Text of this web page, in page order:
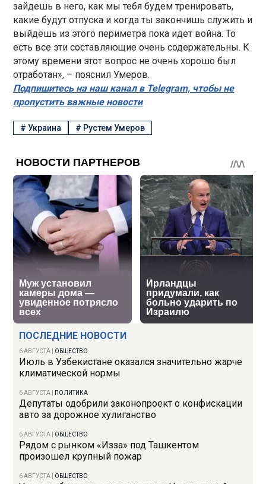
ПОСЛЕДНИЕ НОВОСТИ
6 АВГУСТА ОБЩЕСТВО
Июль в Узбекистане оказался значительно жарче
климатической нормы
6 АВГУСТА ПОЛИТИКА
Депутаты одобрили законопроект о конфискации
авто за дорожное хулиганство
6 АВГУСТА ОБЩЕСТВО
Рядом с рынком «Изза» под Ташкентом
произошел крупный пожар
6 АВГУСТА ОБЩЕСТВО
зайдешь в него, как мы тебя будем тренировать,
какие будут отпуска и когда ты закончишь служить и
выйдешь из этого периметра пока идет война. То
есть все эти составляющие очень содержательны. К
этому времени этот вопрос не очень хорошо был
отработан», – пояснил Умеров.
Подпишитесь на наш канал в Telegram, чтобы не
пропустить важные новости
#Украина # Рустем Умеров